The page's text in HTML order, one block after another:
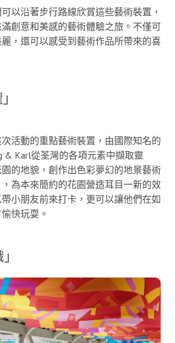
以沿著步行路線欣賞這些藝術裝置，
創意和美感的藝術體驗之旅。不僅可
，還可以感受到藝術作品所帶來的喜
次活動的重點藝術裝置，由國際知名的
& Karl從荃灣的各項元素中擷取靈
的地貌，創作出色彩夢幻的地景藝術
為本來簡約的花園營造耳目一新的效
小朋友前來打卡，更可以讓他們在如
快玩耍。